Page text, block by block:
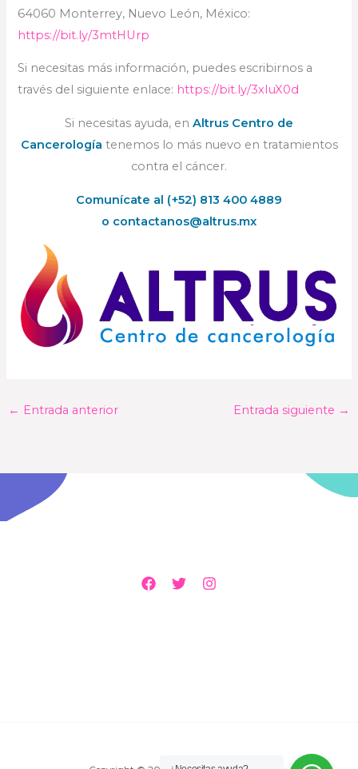
64060 Monterrey, Nuevo León, México:
https://bit.ly/3mtHUrp
Si necesitas más información, puedes escribirnos a
través del siguiente enlace: https://bit.ly/3xIuX0d
Si necesitas ayuda, en Altrus Centro de
Cancerología tenemos lo más nuevo en tratamientos
contra el cáncer.
Comunícate al (+52) 813 400 4889
o contactanos@altrus.mx
← Entrada anterior Entrada siguiente →